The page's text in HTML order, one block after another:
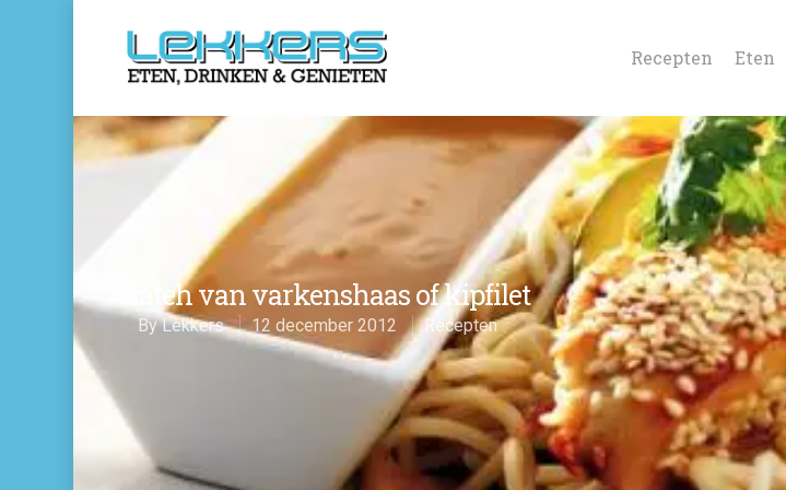
Recepten Eten
sateh van varkenshaas of kipfilet
ByLekkers 12 december 2012 Recepten